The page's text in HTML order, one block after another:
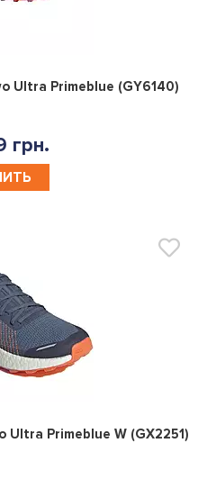
0
Ultra Primeblue (GY6140)
грн.
0
Ultra Primeblue W (GX2251)